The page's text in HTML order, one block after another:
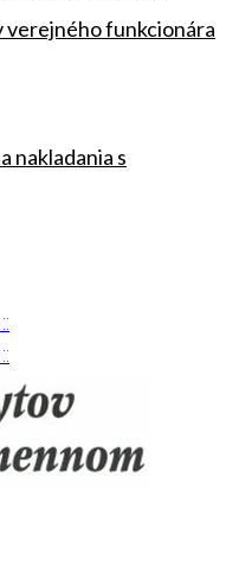
verejného funkcionára
nakladania s